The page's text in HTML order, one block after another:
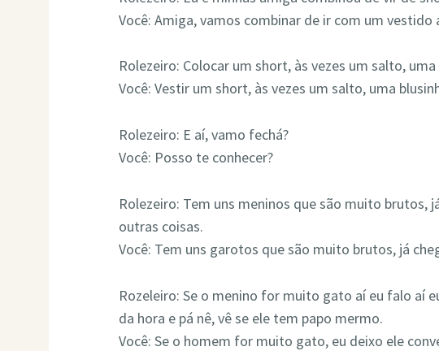
Você: Amiga, vamos combinar de ir com um
Rolezeiro: Colocar um short, às vezes um salto,
Você: Vestir um short, às vezes um salto, uma
Rolezeiro: E aí, vamo fechá?
Você: Posso te conhecer?
Rolezeiro: Tem uns meninos que são muito brutos,
outras coisas.
Você: Tem uns garotos que são muito brutos, já
Rozeleiro: Se o menino for muito gato aí eu falo aí
da hora e pá nê, vê se ele tem papo mermo.
Você: Se o homem for muito gato, eu deixo ele